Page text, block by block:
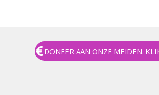
DONEER AAN ONZE MEIDEN.